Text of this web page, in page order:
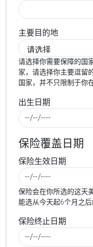
主要目的地
请选择你需要保障的国
家，请选择你主要逗留
国家，并不只限制于你
出生日期
保险覆盖日期
保险生效日期
保险会在你所选的这天
能选从今天起6个月之后
保险终止日期